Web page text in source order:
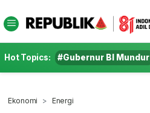
Hot Topics: #Gubernur BI Mundur
Ekonomi Energi